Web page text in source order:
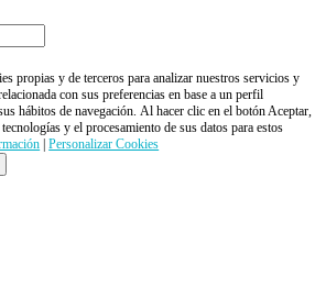
propias y de terceros para analizar nuestros servicios y
con sus preferencias en base a un perfil
hábitos de navegación. Al hacer clic en el botón Aceptar,
tecnologías y el procesamiento de sus datos para estos
|Personalizar Cookies